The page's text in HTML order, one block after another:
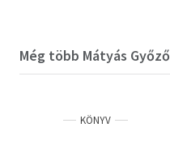
Még több Mátyás Győző
KÖNYV